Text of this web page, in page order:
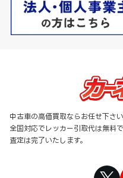
中古車の高価買取ならお任せ下さい
全国対応でレッカー引取代は無料
査定は完了いたします。